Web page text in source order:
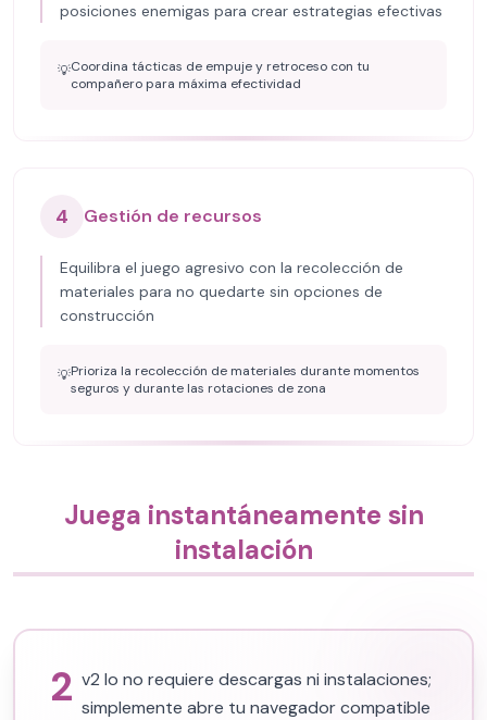
posiciones enemigas para crear estrategias efectivas
💡Coordina tácticas de empuje y retroceso con tu
compañero para máxima efectividad
4 Gestión de recursos
Equilibra el juego agresivo con la recolección de
materiales para no quedarte sin opciones de
construcción
💡Prioriza la recolección de materiales durante momentos
seguros y durante las rotaciones de zona
Juega instantáneamente sin
instalación
2 v2 Io no requiere descargas ni instalaciones;
simplemente abre tu navegador compatible